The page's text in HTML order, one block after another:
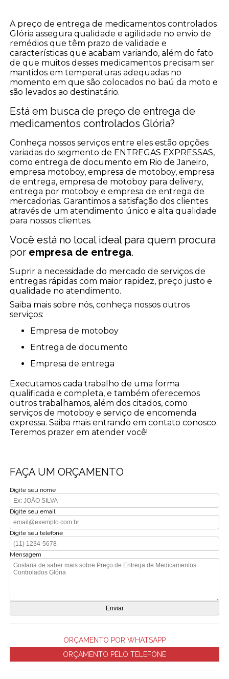
A preço de entrega de medicamentos controlados
Glória assegura qualidade e agilidade no envio de
remédios que têm prazo de validade e
características que acabam variando, além do fato
de que muitos desses medicamentos precisam ser
mantidos em temperaturas adequadas no
momento em que são colocados no baú da moto e
são levados ao destinatário.
Está em busca de preço de entrega de
medicamentos controlados Glória?
Conheça nossos serviços entre eles estão opções
variadas do segmento de ENTREGAS EXPRESSAS,
como entrega de documento em Rio de Janeiro,
empresa motoboy, empresa de motoboy, empresa
de entrega, empresa de motoboy para delivery,
entrega por motoboy e empresa de entrega de
mercadorias. Garantimos a satisfação dos clientes
através de um atendimento único e alta qualidade
para nossos clientes.
Você está no local ideal para quem procura
por empresa de entrega.
Suprir a necessidade do mercado de serviços de
entregas rápidas com maior rapidez, preço justo e
qualidade no atendimento.
Saiba mais sobre nós, conheça nossos outros
serviços:
empresa de motoboy
entrega de documento
empresa de entrega
Executamos cada trabalho de uma forma
qualificada e completa, e também oferecemos
outros trabalhamos, além dos citados, como
serviços de motoboy e serviço de encomenda
expressa. Saiba mais entrando em contato conosco.
Teremos prazer em atender você!
FAÇA UM ORÇAMENTO
Digite seu nome
Digite seu email
Digite seu telefone
Mensagem
ORÇAMENTO POR WHATSAPP
ORÇAMENTO PELO TELEFONE